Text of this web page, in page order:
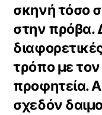
σκηνή τόσο
στην πρόβα.
τρόπο με
προφητεία.
σχεδόν